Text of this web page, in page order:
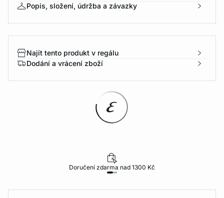
Popis, složení, údržba a závazky
Najít tento produkt v regálu
Dodání a vrácení zboží
Doručení zdarma nad 1300 Kč